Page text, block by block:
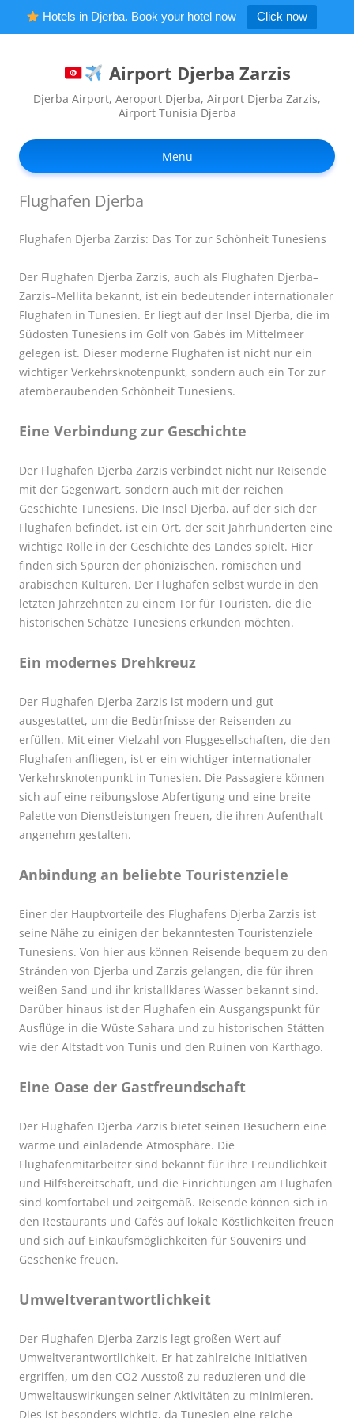
Hotels in Djerba. Book your hotel now Click now
Airport Djerba Zarzis
Djerba Airport, Aeroport Djerba, Airport Djerba Zarzis,
Airport Tunisia Djerba
Menu
Flughafen Djerba
Flughafen Djerba Zarzis: Das Tor zur Schönheit Tunesiens
Der Flughafen Djerba Zarzis, auch als Flughafen Djerba–
Zarzis–Mellita bekannt, ist ein bedeutender internationaler
Flughafen in Tunesien. Er liegt auf der Insel Djerba, die im
Südosten Tunesiens im Golf von Gabès im Mittelmeer
gelegen ist. Dieser moderne Flughafen ist nicht nur ein
wichtiger Verkehrsknotenpunkt, sondern auch ein Tor zur
atemberaubenden Schönheit Tunesiens.
Eine Verbindung zur Geschichte
Der Flughafen Djerba Zarzis verbindet nicht nur Reisende
mit der Gegenwart, sondern auch mit der reichen
Geschichte Tunesiens. Die Insel Djerba, auf der sich der
Flughafen befindet, ist ein Ort, der seit Jahrhunderten eine
wichtige Rolle in der Geschichte des Landes spielt. Hier
finden sich Spuren der phönizischen, römischen und
arabischen Kulturen. Der Flughafen selbst wurde in den
letzten Jahrzehnten zu einem Tor für Touristen, die die
historischen Schätze Tunesiens erkunden möchten.
Ein modernes Drehkreuz
Der Flughafen Djerba Zarzis ist modern und gut
ausgestattet, um die Bedürfnisse der Reisenden zu
erfüllen. Mit einer Vielzahl von Fluggesellschaften, die den
Flughafen anfliegen, ist er ein wichtiger internationaler
Verkehrsknotenpunkt in Tunesien. Die Passagiere können
sich auf eine reibungslose Abfertigung und eine breite
Palette von Dienstleistungen freuen, die ihren Aufenthalt
angenehm gestalten.
Anbindung an beliebte Touristenziele
Einer der Hauptvorteile des Flughafens Djerba Zarzis ist
seine Nähe zu einigen der bekanntesten Touristenziele
Tunesiens. Von hier aus können Reisende bequem zu den
Stränden von Djerba und Zarzis gelangen, die für ihren
weißen Sand und ihr kristallklares Wasser bekannt sind.
Darüber hinaus ist der Flughafen ein Ausgangspunkt für
Ausflüge in die Wüste Sahara und zu historischen Stätten
wie der Altstadt von Tunis und den Ruinen von Karthago.
Eine Oase der Gastfreundschaft
Der Flughafen Djerba Zarzis bietet seinen Besuchern eine
warme und einladende Atmosphäre. Die
Flughafenmitarbeiter sind bekannt für ihre Freundlichkeit
und Hilfsbereitschaft, und die Einrichtungen am Flughafen
sind komfortabel und zeitgemäß. Reisende können sich in
den Restaurants und Cafés auf lokale Köstlichkeiten freuen
und sich auf Einkaufsmöglichkeiten für Souvenirs und
Geschenke freuen.
Umweltverantwortlichkeit
Der Flughafen Djerba Zarzis legt großen Wert auf
Umweltverantwortlichkeit. Er hat zahlreiche Initiativen
ergriffen, um den CO2-Ausstoß zu reduzieren und die
Umweltauswirkungen seiner Aktivitäten zu minimieren.
Dies ist besonders wichtig, da Tunesien eine reiche